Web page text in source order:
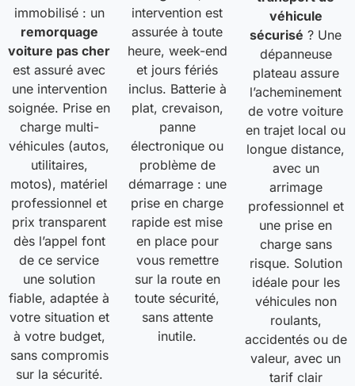
immobilisé : un
remorquage
voiture pas cher
est assuré avec
une intervention
soignée. Prise en
charge multi-
véhicules (autos,
utilitaires,
motos), matériel
professionnel et
prix transparent
dès l’appel font
de ce service
une solution
fiable, adaptée à
votre situation et
à votre budget,
sans compromis
sur la sécurité.
intervention est
assurée à toute
heure, week-end
et jours fériés
inclus. Batterie à
plat, crevaison,
panne
électronique ou
problème de
démarrage : une
prise en charge
rapide est mise
en place pour
vous remettre
sur la route en
toute sécurité,
sans attente
inutile.
véhicule
sécurisé ? Une
dépanneuse
plateau assure
l’acheminement
de votre voiture
en trajet local ou
longue distance,
avec un
arrimage
professionnel et
une prise en
charge sans
risque. Solution
idéale pour les
véhicules non
roulants,
accidentés ou de
valeur, avec un
tarif clair